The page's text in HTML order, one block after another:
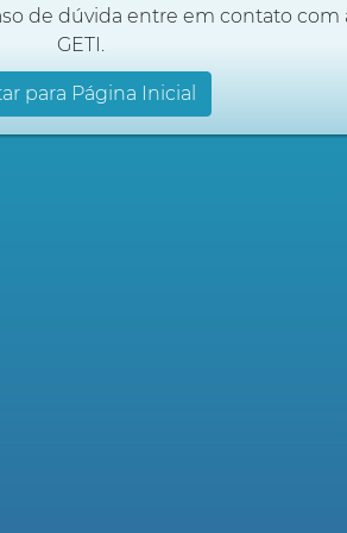
de dúvida entre em contato com
GETI.
para Página Inicial